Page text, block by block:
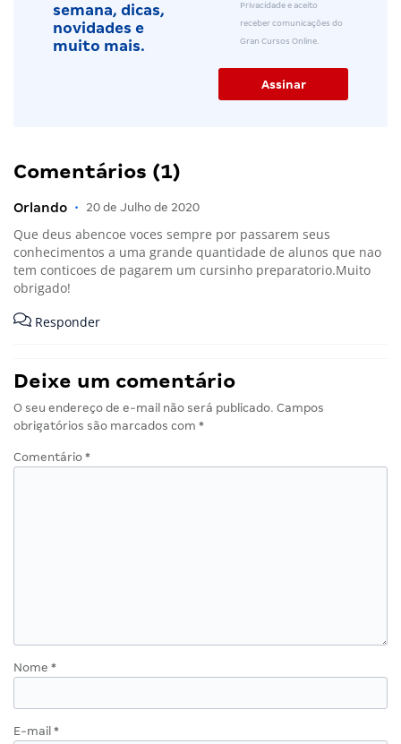
semana, dicas,
novidades e
muito mais.
Privacidade e aceito
receber comunicações do
Gran Cursos Online.
Comentários (1)
Orlando • 20 de Julho de 2020
Que deus abencoe voces sempre por passarem seus
conhecimentos a uma grande quantidade de alunos que nao
tem conticoes de pagarem um cursinho preparatorio.Muito
obrigado!
Responder
Deixe um comentário
O seu endereço de e-mail não será publicado. Campos
obrigatórios são marcados com *
Comentário *
Nome *
E-mail *